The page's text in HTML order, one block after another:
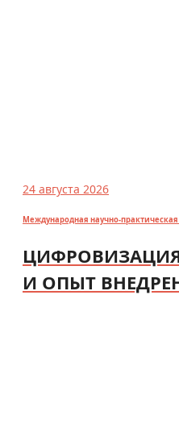
24 августа 2026
Международная научно-
И ОПЫТ